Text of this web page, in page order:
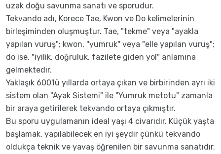
uzak doğu savunma sanatı ve sporudur.
Tekvando adı, Korece Tae, Kwon ve Do kelimelerinin
birleşiminden oluşmuştur. Tae, "tekme" veya "ayakla
yapılan vuruş"; kwon, "yumruk" veya "elle yapılan vuruş";
do ise, "iyilik, doğruluk, fazilete giden yol" anlamına
gelmektedir.
Yaklaşık 600'lü yıllarda ortaya çıkan ve birbirinden ayrı iki
sistem olan "Ayak Sistemi" ile "Yumruk metotu" zamanla
bir araya getirilerek tekvando ortaya çıkmıştır.
Bu sporu uygulamanın ideal yaşı 4 civarıdır. Küçük yaşta
başlamak, yapılabilecek en iyi şeydir çünkü tekvando
oldukça teknik ve yavaş öğrenilen bir savunma sanatıdır.